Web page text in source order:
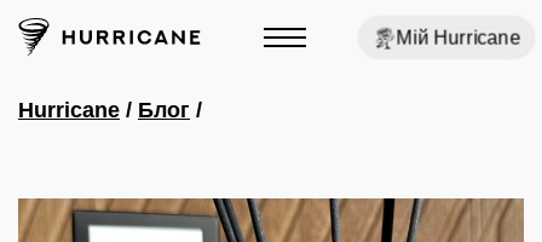
Мій Hurricane
Hurricane / Блог /